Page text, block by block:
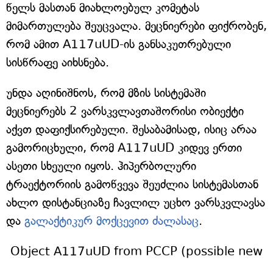
წელს მასთან მიახლოებულ კომეტას
მიმართულება შეუცვალა. მეცნიერები ფიქრობენ,
რომ ამით A117uUD-ის განსაკუთრებული
სისწრაფე აიხსნება.
უნდა აღინიშნოს, რომ მზის სისტემაში
მეცნიერებს 2 ვარსკვლავთაშორისი ობიექტი
აქვთ დაფიქსირებული. შესაბამისად, ისიც არაა
გამორიცხული, რომ A117uUD კიდევ ერთი
ასეთი სხეული იყოს. ჰიპერბოლური
ტრაექტორიის გამოწვევა შეუძლია სისტემასთან
ახლო დისტანციაზე ჩავლილ უცხო ვარსკვლავსა
და გალაქტიკურ მოქცევით ძალასაც.
Object A117uUD from PCCP (possible new